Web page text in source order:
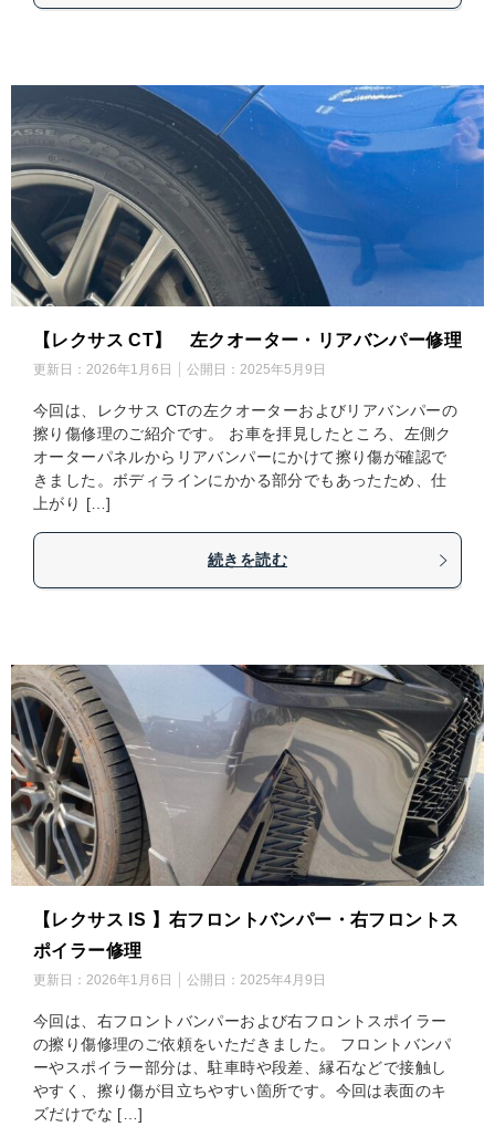
【レクサス CT】 左クオーター・リアバンパー修理
更新日： 2026年1月6日 公開日： 2025年5月9日
今回は、レクサス CTの左クオーターおよびリアバンパーの
擦り傷修理のご紹介です。 お車を拝見したところ、左側ク
オーターパネルからリアバンパーにかけて擦り傷が確認で
きました。ボディラインにかかる部分でもあったため、仕
上がり […]
続きを読む
【レクサス IS 】右フロントバンパー・右フロントス
ポイラー修理
更新日： 2026年1月6日 公開日： 2025年4月9日
今回は、右フロントバンパーおよび右フロントスポイラー
の擦り傷修理のご依頼をいただきました。 フロントバンパ
ーやスポイラー部分は、駐車時や段差、縁石などで接触し
やすく、擦り傷が目立ちやすい箇所です。今回は表面のキ
ズだけでな […]